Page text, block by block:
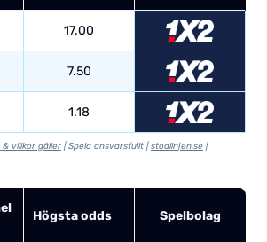
17.00
7.50
1.18
& villkor gäller | Spela ansvarsfullt |stodlinjen.se |
Högsta odds Spelbolag